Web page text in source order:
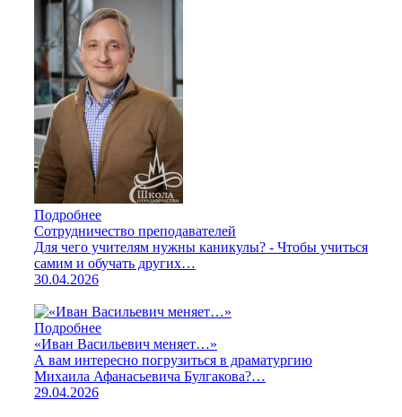
Подробнее
Сотрудничество преподавателей
Для чего учителям нужны каникулы? - Чтобы учиться
самим и обучать других…
30.04.2026
Подробнее
«Иван Васильевич меняет…»
А вам интересно погрузиться в драматургию
Михаила Афанасьевича Булгакова?…
29.04.2026